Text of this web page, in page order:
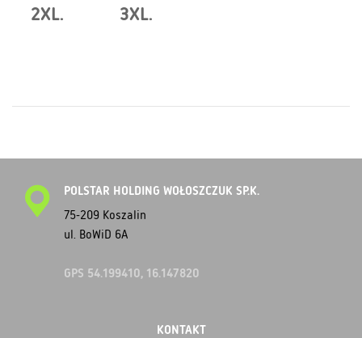
2XL. 3XL.
POLSTAR HOLDING WOŁOSZCZUK SP.K.
75-209 Koszalin
ul. BoWiD 6A
GPS 54.199410, 16.147820
KONTAKT